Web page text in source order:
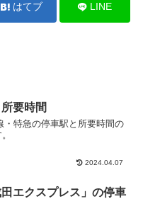
はてブ LINE
要時間
・特急の停車駅と所要時間の
2024.04.07
エクスプレス」の停車